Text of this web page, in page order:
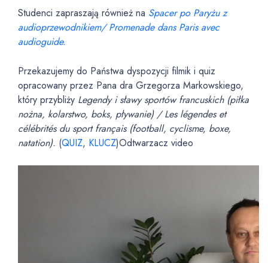
Studenci zapraszają również na Spacer po Paryżu z
audioprzewodnikiem/ Promenade dans Paris avec
audioguide.
Przekazujemy do Państwa dyspozycji filmik i quiz
opracowany przez Pana dra Grzegorza Markowskiego,
który przybliży Legendy i sławy sportów francuskich (piłka
nożna, kolarstwo, boks, pływanie) / Les légendes et
célébrités du sport français (football, cyclisme, boxe,
natation). (QUIZ, KLUCZ)Odtwarzacz video